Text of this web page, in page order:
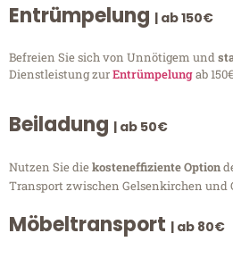
Entrümpelung | ab 150€
Befreien Sie sich von Unnötigem und
Dienstleistung zurEntrümpelungab
Beiladung | ab 50€
Nutzen Sie diekosteneffiziente Option
Transport zwischen Gelsenkirchen und
Möbeltransport | ab 80€